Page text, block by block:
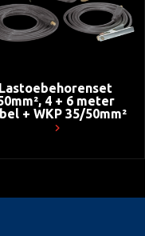
Lastoebehorenset
4 + 6 meter
+ WKP 35/50mm²